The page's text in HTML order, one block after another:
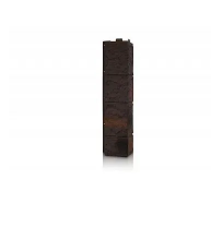
сравнить